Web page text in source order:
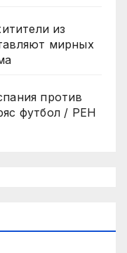
из
мирных
против
футбол / РЕН